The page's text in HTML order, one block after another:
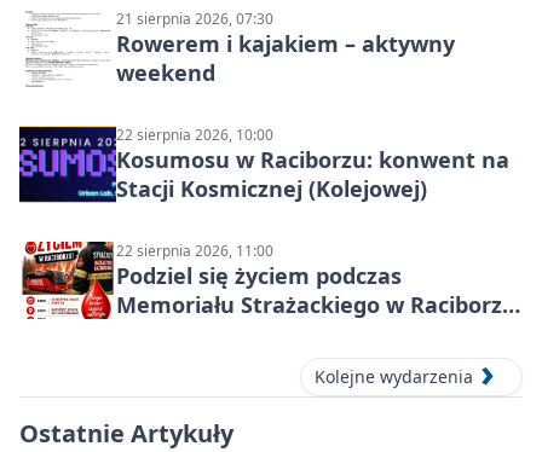
21 sierpnia 2026, 07:30
Rowerem i kajakiem – aktywny
weekend
22 sierpnia 2026, 10:00
Kosumosu w Raciborzu: konwent na
Stacji Kosmicznej (Kolejowej)
22 sierpnia 2026, 11:00
Podziel się życiem podczas
Memoriału Strażackiego w Raciborzu
Kolejne wydarzenia
Ostatnie Artykuły